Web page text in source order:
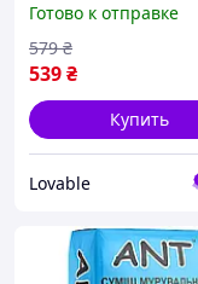
газоблока с
зубом
Готово к отправке
539₴
579 ₴
Купить
Lovable